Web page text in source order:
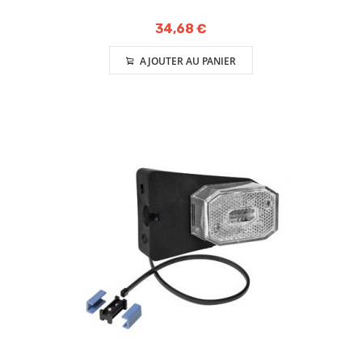
34,68 €
AJOUTER AU PANIER